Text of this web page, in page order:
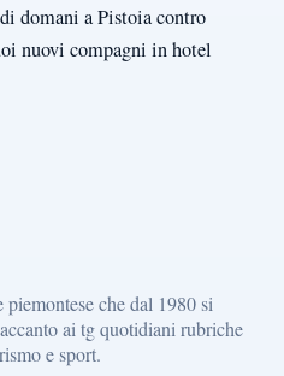
domani a Pistoia contro
nuovi compagni in hotel
che dal 1980 si
ai tg quotidiani rubriche
e sport.